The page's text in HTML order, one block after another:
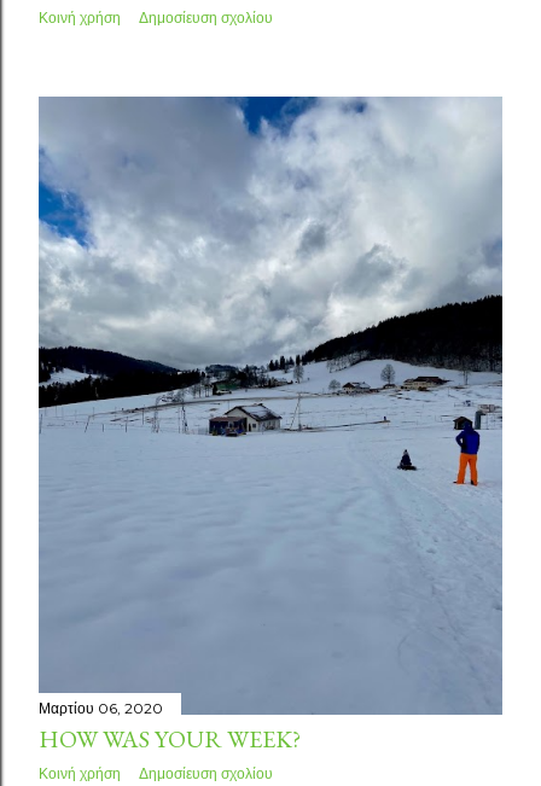
Κοινή χρήση Δημοσίευση σχολίου
Μαρτίου 06, 2020
HOW WAS YOUR WEEK?
Κοινή χρήση Δημοσίευση σχολίου